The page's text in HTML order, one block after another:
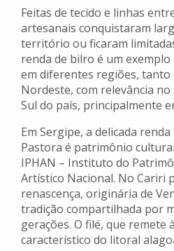
Feitas de tecido e linhas
artesanais conquistaram
território ou ficaram
renda de bilro é um
em diferentes regiões, tanto
Nordeste, com relevância no
Sul do país, principalmente
Em Sergipe, a delicada
Pastora é patrimônio
IPHAN – Instituto do
Artístico Nacional. No Cariri
renascença, originária de
tradição compartilhada por
gerações. O filé, que remete
característico do litoral